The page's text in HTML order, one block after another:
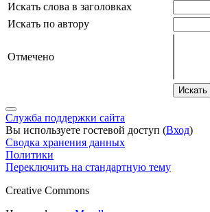
Искать слова в заголовках
Искать по автору
Отмечено
Искать
Служба поддержки сайта
Вы используете гостевой доступ (Вход)
Сводка хранения данных
Политики
Переключить на стандартную тему
Creative Commons